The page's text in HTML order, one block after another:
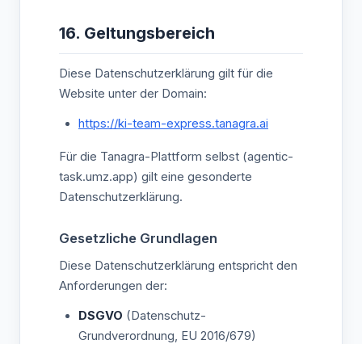
16. Geltungsbereich
Diese Datenschutzerklärung gilt für die
Website unter der Domain:
https://ki-team-express.tanagra.ai
Für die Tanagra-Plattform selbst (agentic-
task.umz.app) gilt eine gesonderte
Datenschutzerklärung.
Gesetzliche Grundlagen
Diese Datenschutzerklärung entspricht den
Anforderungen der:
DSGVO (Datenschutz-
Grundverordnung, EU 2016/679)